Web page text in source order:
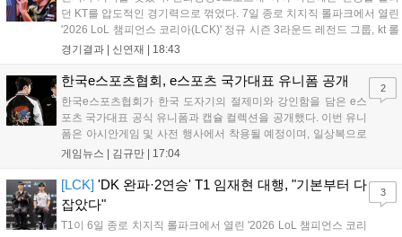
던 KT를 압도적인 경기력으로 꺾었다. 7일 종로 치지직 롤파크에서 열린
'2026 LoL 챔피언스 코리아(LCK)' 정규 시즌 3라운드 레전드 그룹, kt 롤
스터와 젠지 e스포츠의 대결에서 젠지가 압승을 거뒀다. 개막주까지만
경기결과 | 신연재 | 18:43
한국e스포츠협회, e스포츠 국가대표 유니폼 공개
한국e스포츠협회가 한국 도자기의 절제미와 강인함을 담은 e스
포츠 국가대표 공식 유니폼과 캡슐 컬렉션을 공개했다. 이번 유니
폼은 아시안게임 및 사전 행사에서 착용될 예정이며, 일상복으로
구성된 컬렉션은 오는 8월 28일부터 골스튜디오 공식 홈페이지
서는 대회 규정에 따라 별도의 유니폼을 착용할 계획이다....
게임뉴스 | 김규만 | 17:04
2
[LCK] 'DK 완파·2연승' T1 임재현 대행, "기본부터 다
잡았다"
T1이 6일 종로 치지직 롤파크에서 열린 '2026 LoL 챔피언스 코리
3